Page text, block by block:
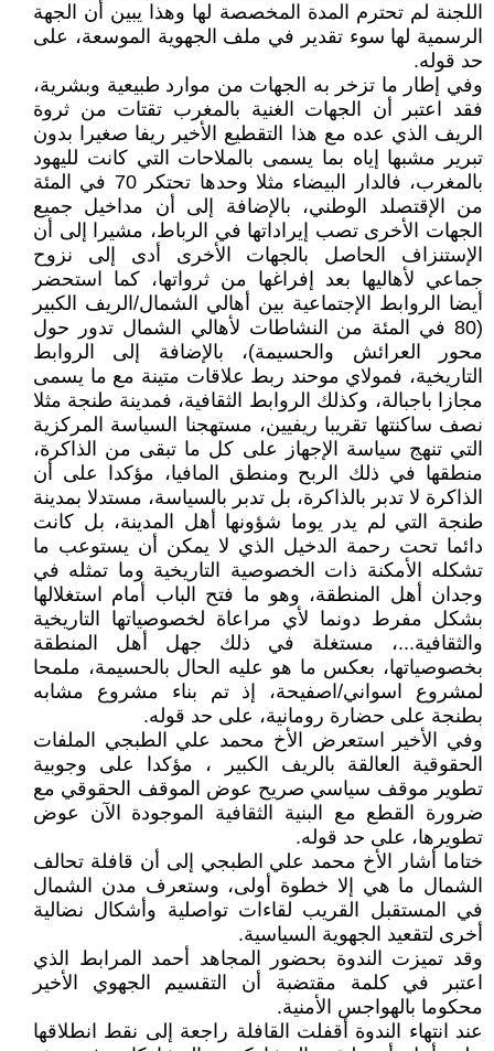
اللجنة لم تحترم المدة المخصصة لها وهذا يبين أن الجهة
الرسمية لها سوء تقدير في ملف الجهوية الموسعة، على
حد قوله.
وفي إطار ما تزخر به الجهات من موارد طبيعية وبشرية،
فقد اعتبر أن الجهات الغنية بالمغرب تقتات من ثروة
الريف الذي عده مع هذا التقطيع الأخير ريفا صغيرا بدون
تبرير مشبها إياه بما يسمى بالملاحات التي كانت لليهود
بالمغرب، فالدار البيضاء مثلا وحدها تحتكر 70 في المئة
من الإقتصلد الوطني، بالإضافة إلى أن مداخيل جميع
الجهات الأخرى تصب إيراداتها في الرباط، مشيرا إلى أن
الإستنزاف الحاصل بالجهات الأخرى أدى إلى نزوح
جماعي لأهاليها بعد إفراغها من ثرواتها، كما استحضر
أيضا الروابط الإجتماعية بين أهالي الشمال/الريف الكبير
(80 في المئة من النشاطات لأهالي الشمال تدور حول
محور العرائش والحسيمة)، بالإضافة إلى الروابط
التاريخية، فمولاي موحند ربط علاقات متينة مع ما يسمى
مجازا باجبالة، وكذلك الروابط الثقافية، فمدينة طنجة مثلا
نصف ساكنتها تقريبا ريفيين، مستهجنا السياسة المركزية
التي تنهج سياسة الإجهاز على كل ما تبقى من الذاكرة،
منطقها في ذلك الربح ومنطق المافيا، مؤكدا على أن
الذاكرة لا تدبر بالذاكرة، بل تدبر بالسياسة، مستدلا بمدينة
طنجة التي لم يدر يوما شؤونها أهل المدينة، بل كانت
دائما تحت رحمة الدخيل الذي لا يمكن أن يستوعب ما
تشكله الأمكنة ذات الخصوصية التاريخية وما تمثله في
وجدان أهل المنطقة، وهو ما فتح الباب أمام استغلالها
بشكل مفرط دونما لأي مراعاة لخصوصياتها التاريخية
والثقافية...، مستغلة في ذلك جهل أهل المنطقة
بخصوصياتها، بعكس ما هو عليه الحال بالحسيمة، ملمحا
لمشروع اسواني/اصفيحة، إذ تم بناء مشروع مشابه
بطنجة على حضارة رومانية، على حد قوله.
وفي الأخير استعرض الأخ محمد علي الطبجي الملفات
الحقوقية العالقة بالريف الكبير ، مؤكدا على وجوبية
تطوير موقف سياسي صريح عوض الموقف الحقوقي مع
ضرورة القطع مع البنية الثقافية الموجودة الآن عوض
تطويرها، على حد قوله.
ختاما أشار الأخ محمد علي الطبجي إلى أن قافلة تحالف
الشمال ما هي إلا خطوة أولى، وستعرف مدن الشمال
في المستقبل القريب لقاءات تواصلية وأشكال نضالية
أخرى لتقعيد الجهوية السياسية.
وقد تميزت الندوة بحضور المجاهد أحمد المرابط الذي
اعتبر في كلمة مقتضبة أن التقسيم الجهوي الأخير
محكوما بالهواجس الأمنية.
عند انتهاء الندوة أقفلت القافلة راجعة إلى نقط انطلاقها